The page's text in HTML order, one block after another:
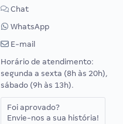
Chat
WhatsApp
E-mail
Horário de atendimento:
segunda a sexta (8h às 20h),
sábado (9h às 13h).
Foi aprovado?
Envie-nos a sua história!